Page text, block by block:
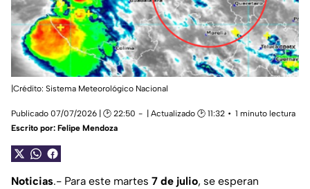
|Crédito: Sistema Meteorológico Nacional
Publicado 07/07/2026 | 🕑 22:50 | Actualizado 🕑 11:32
1 minuto lectura
Escrito por: Felipe Mendoza
Noticias.- Para este martes 7 de julio, se esperan